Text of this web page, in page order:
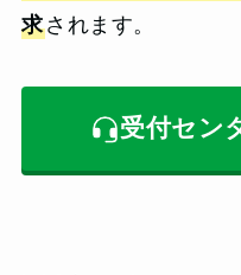
求されます。
受付セン